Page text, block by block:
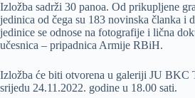
Izložba sadrži 30 panoa. Od prikupljene
jedinica od čega su 183 novinska članka i
jedinice se odnose na fotografije i lična
učesnica – pripadnica Armije RBiH.
Izložba će biti otvorena u galeriji JU BKC
srijedu 24.11.2022. godine u 18.00 sati.